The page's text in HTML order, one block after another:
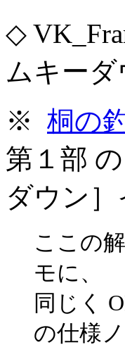
◇
ムキー
※ 桐の
第１部
ダウン
ここの
モに、
同じく
の仕様